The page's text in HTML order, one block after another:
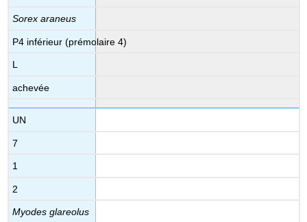
Sorex araneus
P4 inférieur (prémolaire 4)
L
achevée
UN
7
1
2
Myodes glareolus